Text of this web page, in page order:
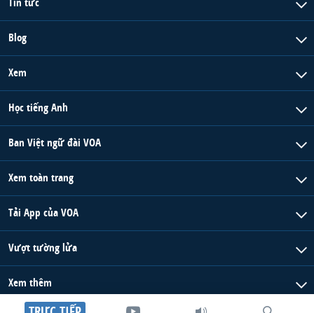
Blog
Xem
Học tiếng Anh
Ban Việt ngữ đài VOA
Xem toàn trang
Tải App của VOA
Vượt tường lửa
Xem thêm